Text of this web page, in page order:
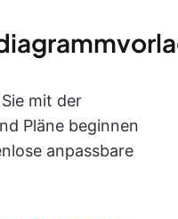
mit der
Pläne beginnen
anpassbare